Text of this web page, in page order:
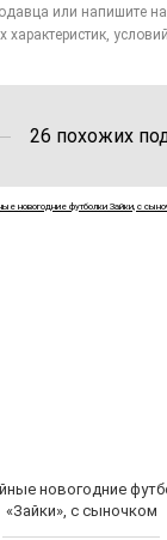
или напишите
26 похожих
но­во­год­ние
«Зай­ки», с сы­ноч­ком